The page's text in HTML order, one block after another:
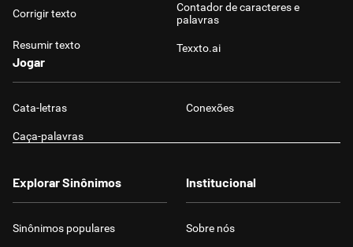
Corrigir texto
Resumir texto
Contador de caracteres e
palavras
Texxto.ai
Jogar
Cata-letras Conexões
Caça-palavras
Explorar Sinônimos
Sinônimos populares
Institucional
Sobre nós